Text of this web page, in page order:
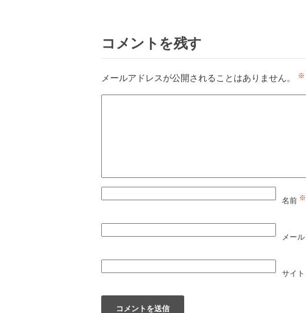
コメントを残す
メールアドレスが公開されることはありません。 ※
名前 ※
メール
サイト